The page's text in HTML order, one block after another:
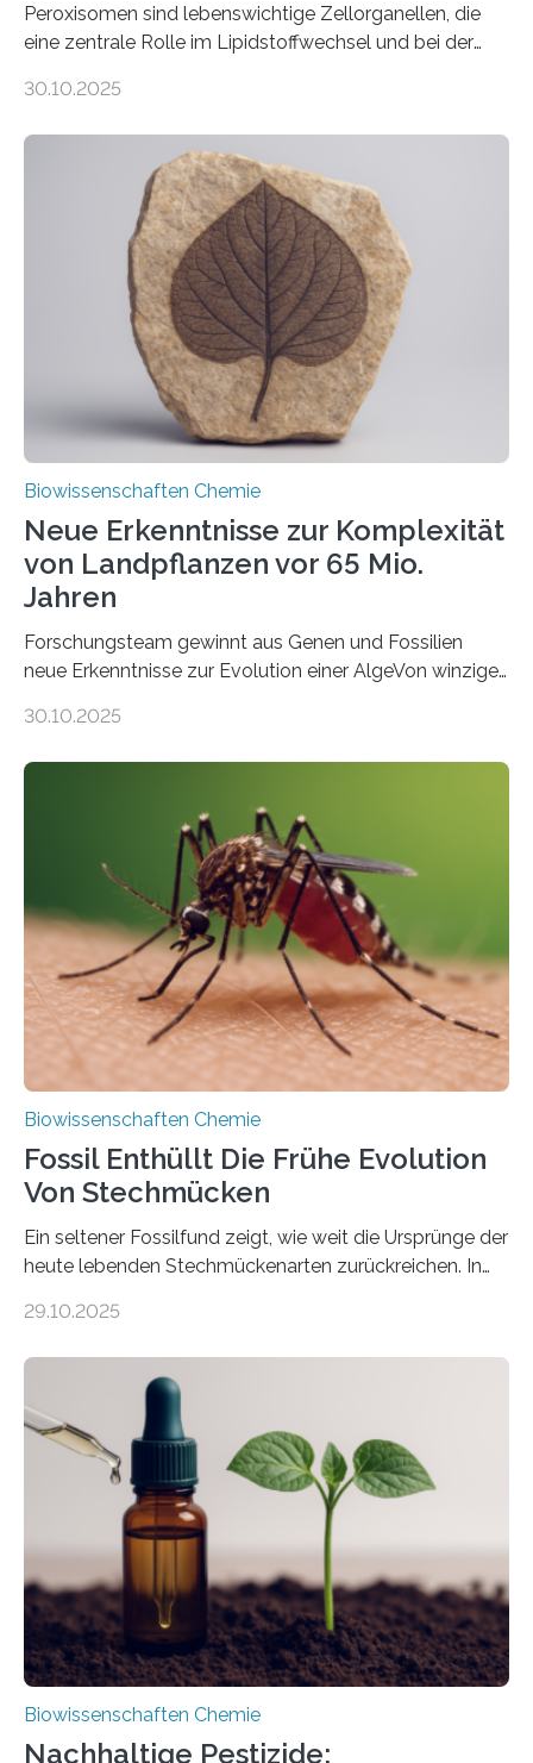
Peroxisomen sind lebenswichtige Zellorganellen, die
eine zentrale Rolle im Lipidstoffwechsel und bei der
erfüllen können, müssen zahlreiche Enzyme präzise in
der Ruhr-Universität Bochum um Prof. Dr. Ralf Erdmann
und Dr. Ismaila Francis Yusuf hat nun einen bislang
unbekannten Qualitätskontrollmechanismus des
peroxisomalen Proteintransports in der Bäckerhefe
Saccharomyces cerevisiae entdeckt, der für die
Funktionsfähigkeit der Organellen entscheidend ist. Die
Studie wurde am 28. Oktober 2025 in der
Fachzeitschrift…
30.10.2025
Biowissenschaften Chemie
Neue Erkenntnisse zur Komplexität
von Landpflanzen vor 65 Mio.
Jahren
Forschungsteam gewinnt aus Genen und Fossilien
neue Erkenntnisse zur Evolution einer AlgeVon winzigen
Landpflanzen zählen zu den komplexesten
Grünalgen, die vor Hunderten von Millionen Jahren
lebten. Unter den Vorfahren sticht eine Gruppe heraus,
die noch heute in der Natur vorkommt: die
Süßwasseralge Coleochaetophyceae. Einige Arten
dieser Gruppe bilden aus Zellfäden dichte Geflechte
mit scheibenförmiger Gestalt. Was auffällig ist: Die
nächsten…
30.10.2025
Biowissenschaften Chemie
Fossil Enthüllt Die Frühe Evolution
Von Stechmücken
Ein seltener Fossilfund zeigt, wie weit die Ursprünge der
heute lebenden Stechmückenarten zurückreichen. In
Forschende die bisher älteste bekannte Stechmücken-
Region Kachin in Myanmar und hat sich in
ausgezeichnetem Zustand erhalten. Es konnte als neue
Art einer neuen Gattung beschrieben werden und trägt
nun den Namen Cretosabethes primaevus. Dieser erste
fossile Nachweis einer Stechmückenlarve in Bernstein
stellt gleichzeitig den ersten Fossilfund einer
Mückenlarve aus dem Mesozoikum dar, denn…
29.10.2025
Biowissenschaften Chemie
Nachhaltige Pestizide: